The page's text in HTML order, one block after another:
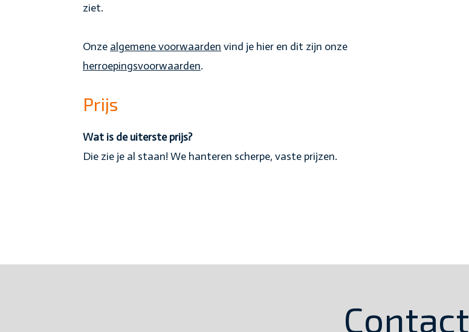
ziet.
Onze algemene voorwaarden vind je hier en dit zijn onze
herroepingsvoorwaarden.
Prijs
Wat is de uiterste prijs?
Die zie je al staan! We hanteren scherpe, vaste prijzen.
Contact